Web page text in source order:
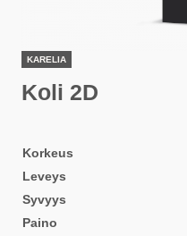
KARELIA
Koli 2D
Korkeus
Leveys
Syvyys
Paino